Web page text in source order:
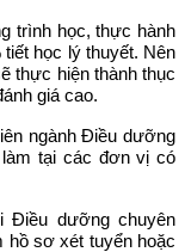
trình học, thực hành
học lý thuyết. Nên
thực hiện thành thục
giá cao.
ngành Điều dưỡng
tại các đơn vị có
Điều dưỡng chuyên
hồ sơ xét tuyển hoặc